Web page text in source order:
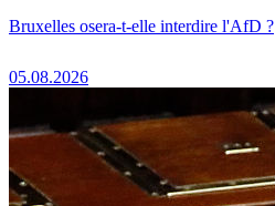
Bruxelles osera-t-elle interdire l'AfD ?
05.08.2026